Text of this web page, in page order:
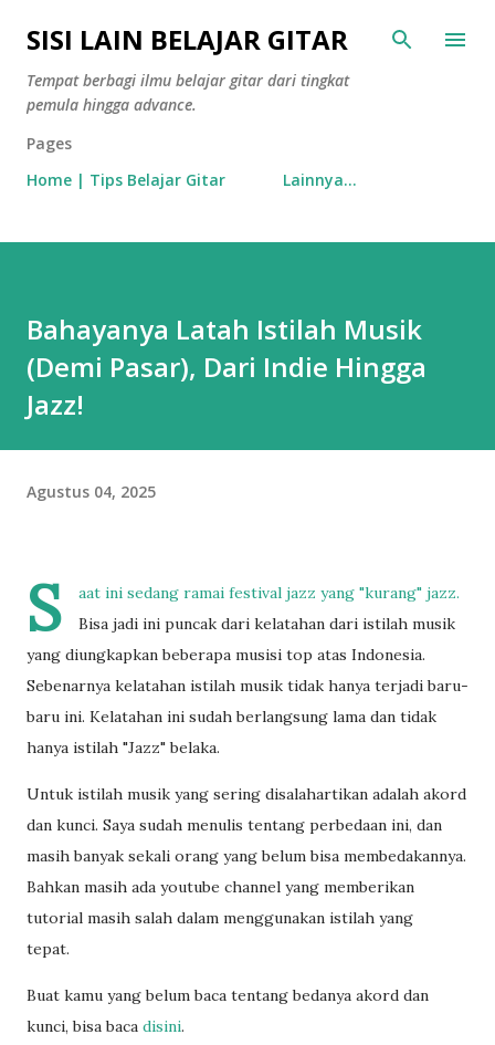
Langsung ke konten utama
SISI LAIN BELAJAR GITAR
Tempat berbagi ilmu belajar gitar dari tingkat
pemula hingga advance.
Pages
Home | Tips Belajar Gitar
Lainnya…
Bahayanya Latah Istilah Musik
(Demi Pasar), Dari Indie Hingga
Jazz!
Agustus 04, 2025
S
aat ini sedang ramai festival jazz yang "kurang" jazz.
Bisa jadi ini puncak dari kelatahan dari istilah musik
yang diungkapkan beberapa musisi top atas Indonesia.
Sebenarnya kelatahan istilah musik tidak hanya terjadi baru-
baru ini. Kelatahan ini sudah berlangsung lama dan tidak
hanya istilah "Jazz" belaka.
Untuk istilah musik yang sering disalahartikan adalah akord
dan kunci. Saya sudah menulis tentang perbedaan ini, dan
masih banyak sekali orang yang belum bisa membedakannya.
Bahkan masih ada youtube channel yang memberikan
tutorial masih salah dalam menggunakan istilah yang
tepat.
Buat kamu yang belum baca tentang bedanya akord dan
kunci, bisa baca disini.